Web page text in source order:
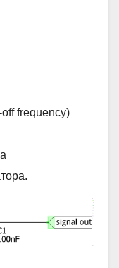
off frequency)